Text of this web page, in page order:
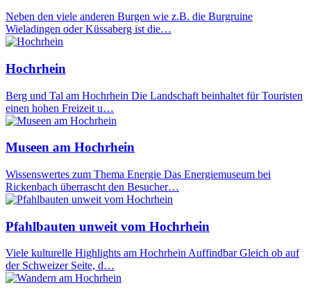
Neben den viele anderen Burgen wie z.B. die Burgruine
Wieladingen oder Küssaberg ist die…
Hochrhein
Berg und Tal am Hochrhein Die Landschaft beinhaltet für Touristen
einen hohen Freizeit u…
Museen am Hochrhein
Wissenswertes zum Thema Energie Das Energiemuseum bei
Rickenbach überrascht den Besucher…
Pfahlbauten unweit vom Hochrhein
Viele kulturelle Highlights am Hochrhein Auffindbar Gleich ob auf
der Schweizer Seite, d…